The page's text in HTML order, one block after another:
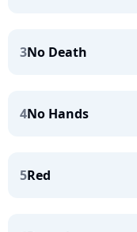
3No Death
4No Hands
5Red